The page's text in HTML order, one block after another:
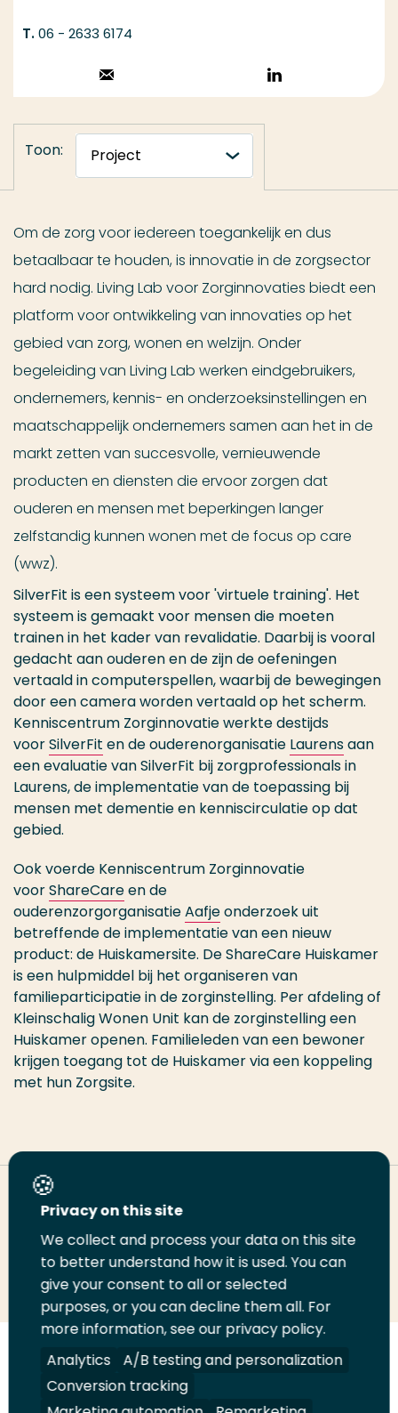
06 - 2633 6174
Stuur een email
Volg op
LinkedIn
Toon:
Om de zorg voor iedereen toegankelijk en dus
betaalbaar te houden, is innovatie in de zorgsector
hard nodig. Living Lab voor Zorginnovaties biedt een
platform voor ontwikkeling van innovaties op het
gebied van zorg, wonen en welzijn. Onder
begeleiding van Living Lab werken eindgebruikers,
ondernemers, kennis- en onderzoeksinstellingen en
maatschappelijk ondernemers samen aan het in de
markt zetten van succesvolle, vernieuwende
producten en diensten die ervoor zorgen dat
ouderen en mensen met beperkingen langer
zelfstandig kunnen wonen met de focus op care
(wwz).
SilverFit is een systeem voor 'virtuele training'. Het
systeem is gemaakt voor mensen die moeten
trainen in het kader van revalidatie. Daarbij is vooral
gedacht aan ouderen en de zijn de oefeningen
vertaald in computerspellen, waarbij de bewegingen
door een camera worden vertaald op het scherm.
Kenniscentrum Zorginnovatie werkte destijds
voorSilverFit en de ouderenorganisatie Laurensaan
een evaluatie van SilverFit bij zorgprofessionals in
Laurens, de implementatie van de toepassing bij
mensen met dementie en kenniscirculatie op dat
gebied.
Ook voerde Kenniscentrum Zorginnovatie
voorShareCareen de
ouderenzorgorganisatieAafjeonderzoek uit
betreffende de implementatie van een nieuw
product: de Huiskamersite. De ShareCare Huiskamer
is een hulpmiddel bij het organiseren van
familieparticipatie in de zorginstelling. Per afdeling of
Kleinschalig Wonen Unit kan de zorginstelling een
Huiskamer openen. Familieleden van een bewoner
krijgen toegang tot de Huiskamer via een koppeling
met hun Zorgsite.
Deel deze pagina
Deel
LinkedIn
Deel
op
Twitter
Deel
op
Facebook
Email
deze
pagina
Print
deze
pagina
Volg
ons
op
Volg
ons
op
Volg
ons
op
Volg
ons
op
Juridisch Security A-Z Index Contact
Privacy on this site
We collect and process your data on this site
to better understand how it is used. You can
give your consent to all or selected
purposes, or you can decline them all. For
more information, see our privacy policy.
Analytics
A/B testing and personalization
Conversion tracking